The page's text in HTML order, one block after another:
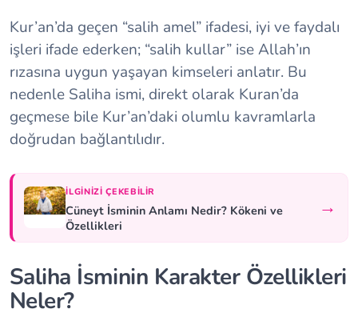
Kur’an’da geçen “salih amel” ifadesi, iyi ve faydalı
işleri ifade ederken; “salih kullar” ise Allah’ın
rızasına uygun yaşayan kimseleri anlatır. Bu
nedenle Saliha ismi, direkt olarak Kuran’da
geçmese bile Kur’an’daki olumlu kavramlarla
doğrudan bağlantılıdır.
İLGINIZI ÇEKEBILIR
Cüneyt İsminin Anlamı Nedir? Kökeni ve
Özellikleri
→
Saliha İsminin Karakter Özellikleri
Neler?